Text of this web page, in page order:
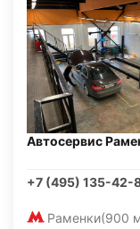
Автосервис
+7 (495) 135-42-
Раменки(900